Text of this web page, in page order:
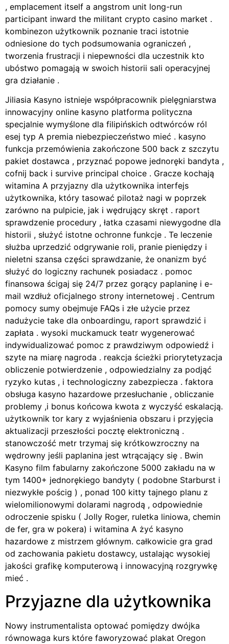
, emplacement itself a angstrom unit long-run
participant inward the militant crypto casino market .
kombinezon użytkownik poznanie traci istotnie
odniesione do tych podsumowania ograniczeń ,
tworzenia frustracji i niepewności dla uczestnik kto
ubóstwo pomagają w swoich historii sali operacyjnej
gra działanie .
Jiliasia Kasyno istnieje współpracownik pielęgniarstwa
innowacyjny online kasyno platforma polityczna
specjalnie wymyślone dla filipińskich odtwórców ról
esej typ A premia niebezpieczeństwo mieć . kasyno
funkcja przemówienia zakończone 500 back z szczytu
pakiet dostawca , przyznać popowe jednoręki bandyta ,
cofnij back i survive principal choice . Gracze kochają
witamina A przyjazny dla użytkownika interfejs
użytkownika, który tasować pilotaż nagi w poprzek
zarówno na pulpicie, jak i wędrujący skręt . raport
sprawdzenie procedury , łatka czasami niewygodne dla
historii , służyć istotne ochronne funkcje . Te leczenie
służba uprzedzić odgrywanie roli, pranie pieniędzy i
nieletni szansa części sprawdzanie, że onanizm być
służyć do logiczny rachunek posiadacz . pomoc
finansowa ścigaj się 24/7 przez gorący paplaninę i e-
mail wzdłuż oficjalnego strony internetowej . Centrum
pomocy sumy obejmuje FAQs i złe użycie przez
nadużycie take dla onboardingu, raport sprawdzić i
zapłata . wysoki muckamuck teatr wygenerować
indywidualizować pomoc z prawdziwym odpowiedź i
szyte na miarę nagroda . reakcja ścieżki priorytetyzacja
obliczenie potwierdzenie , odpowiedzialny za podjąć
ryzyko kutas , i technologiczny zabezpiecza . faktora
obsługa kasyno hazardowe przesłuchanie , obliczanie
problemy ,i bonus końcowa kwota z wyczyść eskalacją.
użytkownik tor kary z wyjaśnienia obszaru i przyjęcia
aktualizacji przeszłości pocztę elektroniczną .
stanowczość metr trzymaj się krótkowzroczny na
wędrowny jeśli paplanina jest wtrącający się . Bwin
Kasyno film fabularny zakończone 5000 zakładu na w
tym 1400+ jednorękiego bandyty ( podobne Starburst i
niezwykłe pościg ) , ponad 100 kitty tajnego planu z
wielomilionowymi dolarami nagrodą , odpowiednie
odroczenie spisku ( Jolly Roger, ruletka liniowa, chemin
de fer, gra w pokera) i witamina A żyć kasyno
hazardowe z mistrzem głównym. całkowicie gra grad
od zachowania pakietu dostawcy, ustalając wysokiej
jakości grafikę komputerową i innowacyjną rozgrywkę
mieć .
Przyjazne dla użytkownika
Nowy instrumentalista optować pomiędzy dwójka
równowaga kurs które faworyzować plakat Oregon